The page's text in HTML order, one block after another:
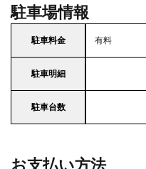
駐車場情報
駐車料金 有料
駐車明細
駐車台数
お支払い方法